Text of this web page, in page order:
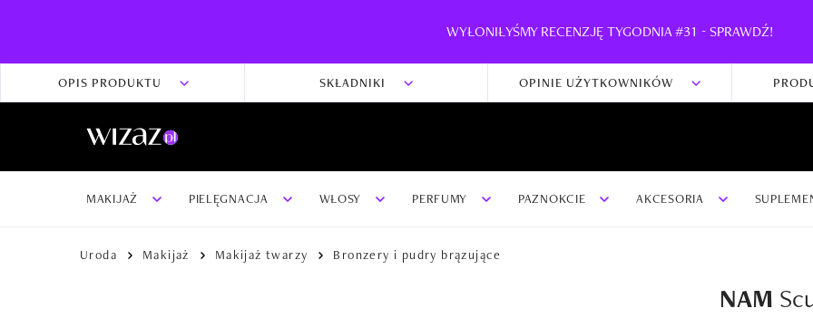
WYŁONIŁYŚMY RECENZJĘ TYGODNIA #31 - SPRAWDŹ!
OPIS PRODUKTU SKŁADNIKI OPINIE UŻYTKOWNIKÓW
MAKIJAŻ PIELĘGNACJA WŁOSY PERFUMY PAZNOKCIE AKCESORIA
Uroda Makijaż Makijaż twarzy Bronzery i pudry brązujące
NAM